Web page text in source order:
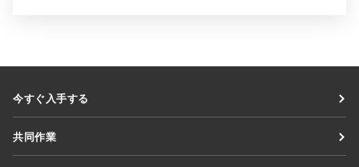
今すぐ入手する
共同作業